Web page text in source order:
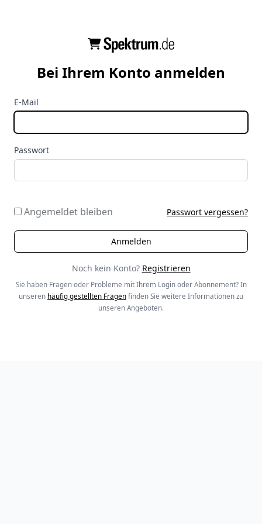
Bei Ihrem Konto anmelden
E-Mail
Passwort
Angemeldet bleiben Passwort vergessen?
Noch kein Konto? Registrieren
Sie haben Fragen oder Probleme mit Ihrem Login oder Abonnement? In
unseren häufig gestellten Fragen finden Sie weitere Informationen zu
unseren Angeboten.